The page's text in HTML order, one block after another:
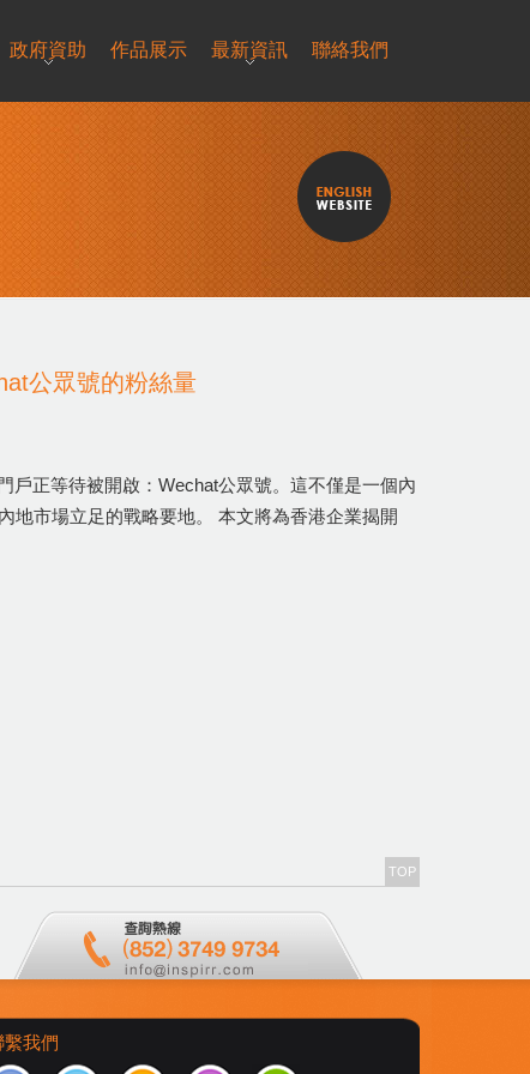
政府資助 作品展示 最新資訊 聯絡我們
公眾號的粉絲量
戶正等待被開啟：Wechat公眾號。這不僅是一個內
地市場立足的戰略要地。 本文將為香港企業揭開
TOP
繫我們